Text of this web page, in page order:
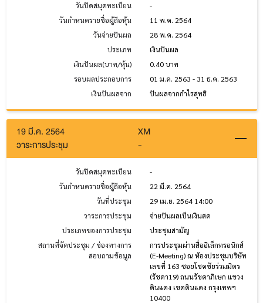
วันปิดสมุดทะเบียน
-
วันกำหนดรายชื่อผู้ถือหุ้น
11 พ.ค. 2564
วันจ่ายปันผล
28 พ.ค. 2564
ประเภท
เงินปันผล
เงินปันผล(บาท/หุ้น)
0.40 บาท
รอบผลประกอบการ
01 ม.ค. 2563 - 31 ธ.ค. 2563
เงินปันผลจาก
ปันผลจากกำไรสุทธิ
19 มี.ค. 2564
XM
วาระการประชุม
-
วันปิดสมุดทะเบียน
-
วันกำหนดรายชื่อผู้ถือหุ้น
22 มี.ค. 2564
วันที่ประชุม
29 เม.ย. 2564 14:00
วาระการประชุม
จ่ายปันผลเป็นเงินสด
ประเภทของการประชุม
ประชุมสามัญ
สถานที่จัดประชุม / ช่องทางการ
สอบถามข้อมูล
การประชุมผ่านสื่ออิเล็กทรอนิกส์
(E-Meeting) ณ ห้องประชุมบริษัท
เลขที่ 163 ซอยโชคชัยร่วมมิตร
(รัชดา19) ถนนรัชดาภิเษก แขวง
ดินแดง เขตดินแดง กรุงเทพฯ
10400